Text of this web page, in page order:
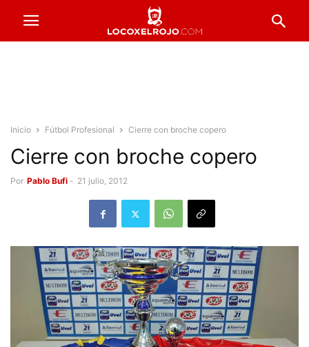
Inicio Fútbol Profesional Cierre con broche copero
Cierre con broche copero
Por Pablo Bufi - 21 julio, 2012